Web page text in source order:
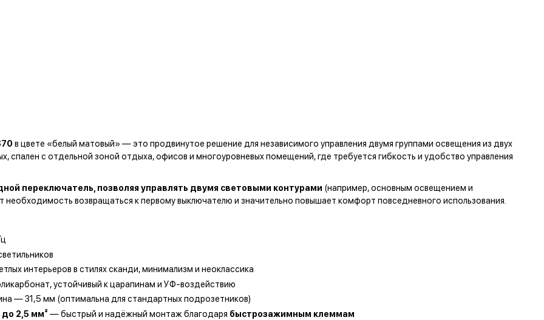
в цвете «белый матовый» — это продвинутое решение для независимого управления двумя группами освещения из двух
спален с отдельной зоной отдыха, офисов и многоуровневых помещений, где требуется гибкость и удобство управления
переключатель, позволяя управлять двумя световыми контурами (например, основным освещением и
необходимость возвращаться к первому выключателю и значительно повышает комфорт повседневного использования.
интерьеров в стилях сканди, минимализм и неоклассика
устойчивый к царапинам и УФ-воздействию
— 31,5 мм (оптимальна для стандартных подрозетников)
до 2,5 мм²— быстрый и надёжный монтаж благодаря быстрозажимным клеммам